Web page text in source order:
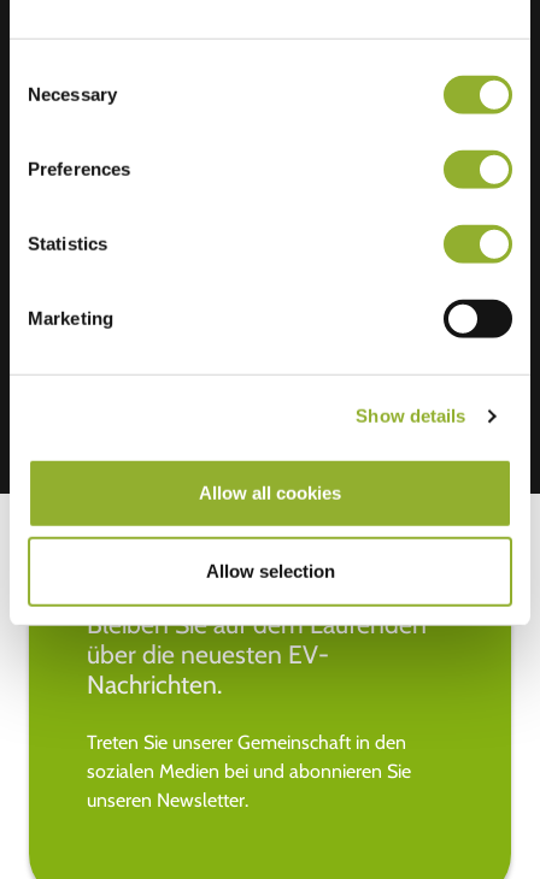
Selection
Necessary
Preferences
Statistics
Marketing
Show details
Allow all cookies
Allow selection
Bleiben Sie auf dem Laufenden
über die neuesten EV-
Nachrichten.
Treten Sie unserer Gemeinschaft in den
sozialen Medien bei und abonnieren Sie
unseren Newsletter.